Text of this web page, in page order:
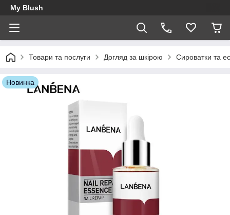
My Blush
Товари та послуги Догляд за шкірою Сироватки та
Новинка